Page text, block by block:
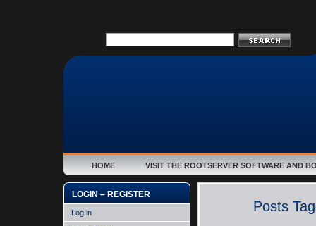
HOME VISIT THE ROOTSERVER SOFTWARE AND
LOGIN – REGISTER
Log in Posts